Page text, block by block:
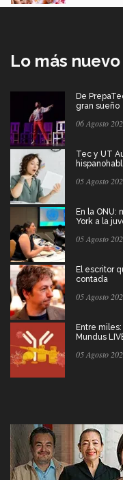
Lo más nuevo
De
gran sueño
06 Agosto
Tec y UT
05 Agosto
En la ONU:
York a la
05 Agosto
El escritor
contada
05 Agosto
Entre
Mundus
05 Agosto